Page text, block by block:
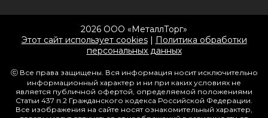
2026 ООО «МеталлТорг»
Этот сайт использует cookies| Политика обработки
персональных данных
ⓒ Все права защищены. Вся информация носит исключительно
информационный характер и ни при каких условиях не
является публичной офертой, определяемой положениями
Статьи 437 п.2 Гражданского кодекса Российской Федерации.
Все изображения на сайте носят ознакомительный характер,